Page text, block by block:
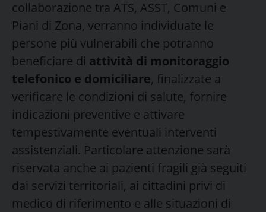
collaborazione tra ATS, ASST, Comuni e
Piani di Zona, verranno individuate le
persone più vulnerabili che potranno
beneficiare di attività di monitoraggio
telefonico e domiciliare, finalizzate a
verificare le condizioni di salute, fornire
indicazioni preventive e attivare
tempestivamente eventuali interventi
assistenziali. Particolare attenzione sarà
riservata anche ai pazienti fragili già seguiti
dai servizi territoriali, ai cittadini privi di
medico di riferimento e alle situazioni di